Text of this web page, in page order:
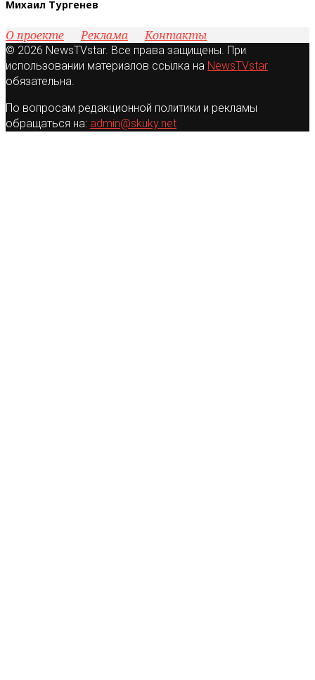
Михаил Тургенев
О проекте Реклама Контакты
© 2026 NewsTVstar. Все права защищены. При
использовании материалов ссылка на NewsTVstar
обязательна.
По вопросам редакционной политики и рекламы
обращаться на: admin@skuky.net